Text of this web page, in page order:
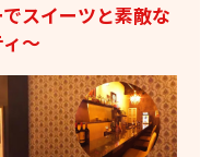
スイーツと素敵な
〜